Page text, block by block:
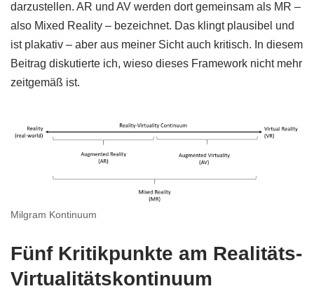
darzustellen. AR und AV werden dort gemeinsam als MR –
also Mixed Reality – bezeichnet. Das klingt plausibel und
ist plakativ – aber aus meiner Sicht auch kritisch. In diesem
Beitrag diskutierte ich, wieso dieses Framework nicht mehr
zeitgemäß ist.
Milgram Kontinuum
Fünf Kritikpunkte am Realitäts-
Virtualitätskontinuum